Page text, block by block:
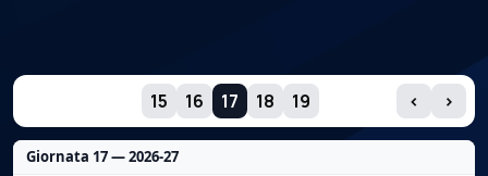
15 16 17 18 19 ‹ ›
Giornata 17 — 2026-27